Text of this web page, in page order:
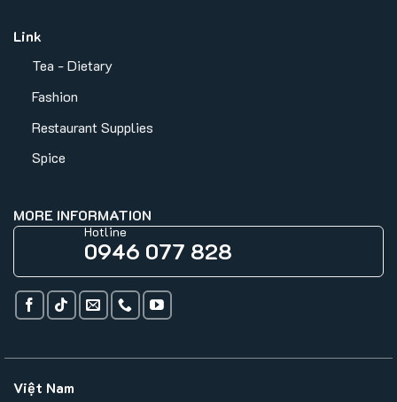
Link
Tea - Dietary
Fashion
Restaurant Supplies
Spice
MORE INFORMATION
Hotline
0946 077 828
Việt Nam